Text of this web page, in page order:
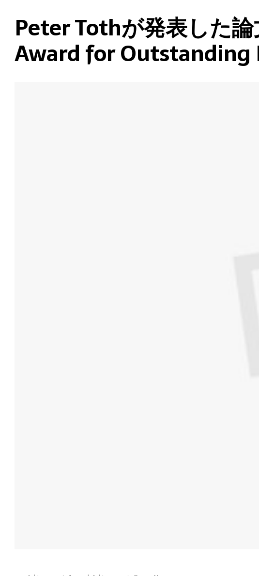
Peter Tothが発表した
Award for Outstanding